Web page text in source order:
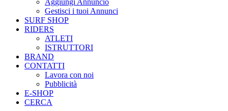
Aggiungi Annuncio
Gestisci i tuoi Annunci
SURF SHOP
RIDERS
ATLETI
ISTRUTTORI
BRAND
CONTATTI
Lavora con noi
Pubblicità
E-SHOP
CERCA